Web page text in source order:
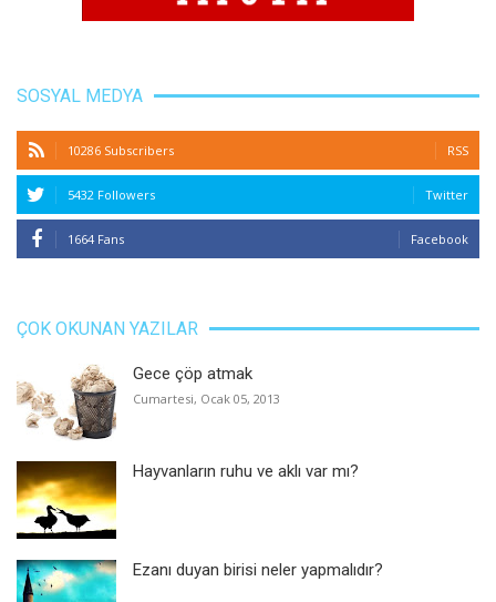
SOSYAL MEDYA
10286 Subscribers RSS
5432 Followers Twitter
1664 Fans Facebook
ÇOK OKUNAN YAZILAR
Gece çöp atmak
Cumartesi, Ocak 05, 2013
Hayvanların ruhu ve aklı var mı?
Ezanı duyan birisi neler yapmalıdır?